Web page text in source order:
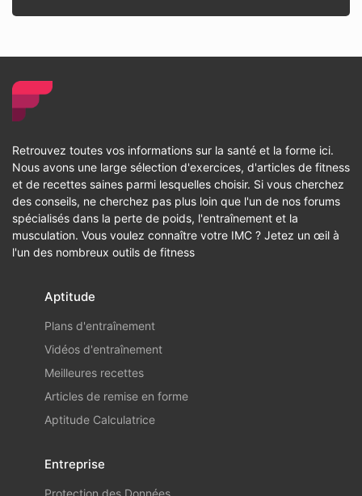
Retrouvez toutes vos informations sur la santé et la forme ici.
Nous avons une large sélection d'exercices, d'articles de fitness
et de recettes saines parmi lesquelles choisir. Si vous cherchez
des conseils, ne cherchez pas plus loin que l'un de nos forums
spécialisés dans la perte de poids, l'entraînement et la
musculation. Vous voulez connaître votre IMC ? Jetez un œil à
l'un des nombreux outils de fitness
Aptitude
Plans d'entraînement
Vidéos d'entraînement
Meilleures recettes
Articles de remise en forme
Aptitude Calculatrice
Entreprise
Protection des Données